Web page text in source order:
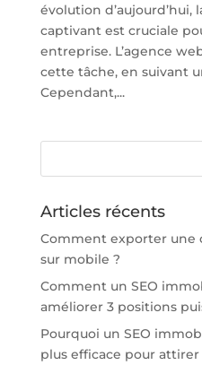
évolution d’aujourd’hui,
captivant est cruciale
entreprise. L’agence
cette tâche, en suivant
Cependant,...
Articles récents
Comment exporter une
sur mobile ?
Comment un SEO
améliorer 3 positions
Pourquoi un SEO
plus efficace pour